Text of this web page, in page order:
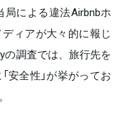
による違法Airbnbホ
ィアが大々的に報じ
の調査では、旅行先を
安全性」が挙がってお